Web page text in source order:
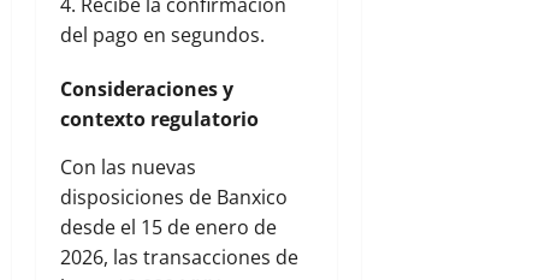
del pago en segundos.
Consideraciones y
contexto regulatorio
Con las nuevas
disposiciones de Banxico
desde el 15 de enero de
2026, las transacciones de